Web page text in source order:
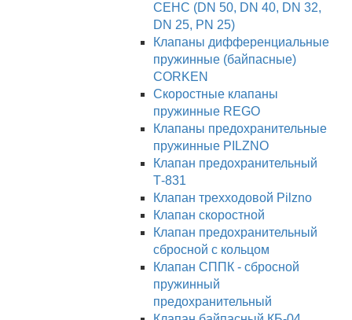
СЕНС (DN 50, DN 40, DN 32,
DN 25, PN 25)
Клапаны дифференциальные
пружинные (байпасные)
CORKEN
Скоростные клапаны
пружинные REGO
Клапаны предохранительные
пружинные PILZNO
Клапан предохранительный
Т-831
Клапан трехходовой Pilzno
Клапан скоростной
Клапан предохранительный
сбросной с кольцом
Клапан СППК - сбросной
пружинный
предохранительный